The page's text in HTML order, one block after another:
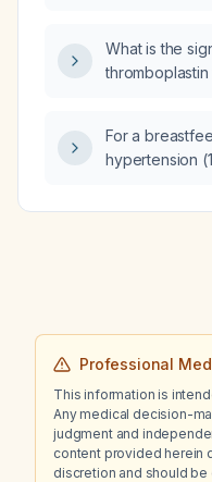
What is the
For a
hypertension
10 mg once
Professional
This information is
Any medical decision-
judgment and
content provided herein
discretion and should